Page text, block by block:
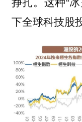
下全球科技股